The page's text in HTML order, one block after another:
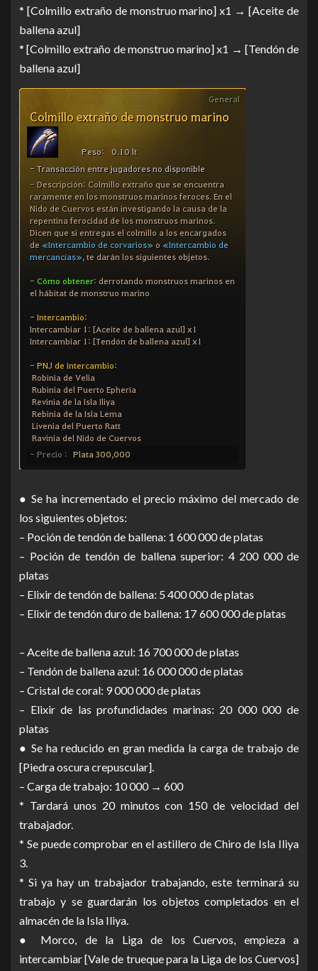
* [Colmillo extraño de monstruo marino] x1 → [Aceite de
ballena azul]
* [Colmillo extraño de monstruo marino] x1 → [Tendón de
ballena azul]
● Se ha incrementado el precio máximo del mercado de
los siguientes objetos:
– Poción de tendón de ballena: 1 600 000 de platas
– Poción de tendón de ballena superior: 4 200 000 de
platas
– Elixir de tendón de ballena: 5 400 000 de platas
– Elixir de tendón duro de ballena: 17 600 000 de platas
– Aceite de ballena azul: 16 700 000 de platas
– Tendón de ballena azul: 16 000 000 de platas
– Cristal de coral: 9 000 000 de platas
– Elixir de las profundidades marinas: 20 000 000 de
platas
● Se ha reducido en gran medida la carga de trabajo de
[Piedra oscura crepuscular].
– Carga de trabajo: 10 000 → 600
* Tardará unos 20 minutos con 150 de velocidad del
trabajador.
* Se puede comprobar en el astillero de Chiro de Isla Iliya
3.
* Si ya hay un trabajador trabajando, este terminará su
trabajo y se guardarán los objetos completados en el
almacén de la Isla Iliya.
● Morco, de la Liga de los Cuervos, empieza a
intercambiar [Vale de trueque para la Liga de los Cuervos]